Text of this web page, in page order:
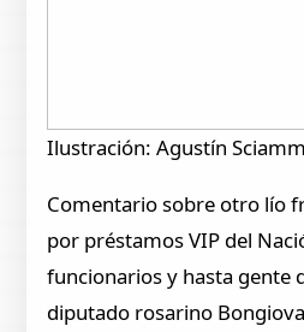
Ilustración: Agustín
Comentario sobre otro lío
por préstamos VIP del
funcionarios y hasta gente
diputado rosarino